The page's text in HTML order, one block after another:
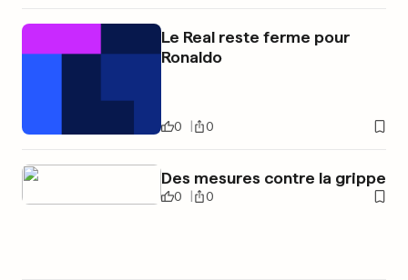
Le Real reste ferme pour
Ronaldo
0 0
Des mesures contre la grippe
0 0